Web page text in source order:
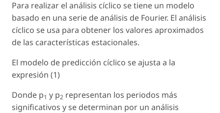
Para realizar el análisis cíclico se tiene un modelo
basado en una serie de análisis de Fourier. El análisis
cíclico se usa para obtener los valores aproximados
de las características estacionales.
El modelo de predicción cíclico se ajusta a la
expresión (1)
Donde p1 y p2 representan los periodos más
significativos y se determinan por un análisis